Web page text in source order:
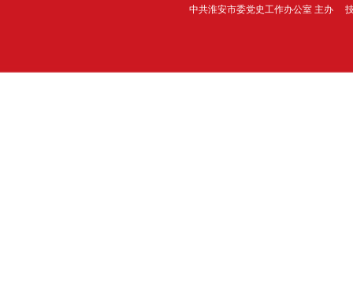
中共淮安市委党史工作办公室 主办